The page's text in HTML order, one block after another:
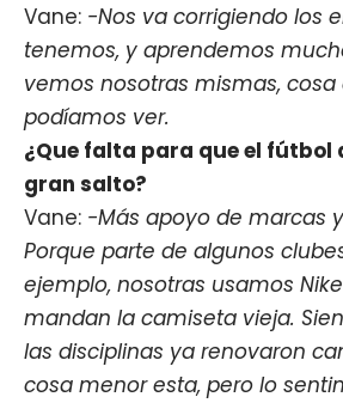
Vane: -Nos va corrigiendo los
tenemos, y aprendemos
vemos nosotras mismas,
podíamos ver.
¿Que falta para que el fútbol
gran salto?
Vane: -Más apoyo de marcas
Porque parte de algunos
ejemplo, nosotras usamos
mandan la camiseta vieja.
las disciplinas ya renovaron
cosa menor esta, pero lo